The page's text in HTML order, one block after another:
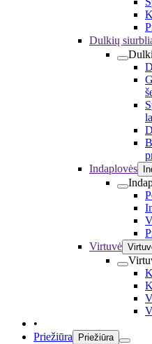
Dulkių
Indaplovės
Virtuvė
•
Priežiūra
Priežiūra